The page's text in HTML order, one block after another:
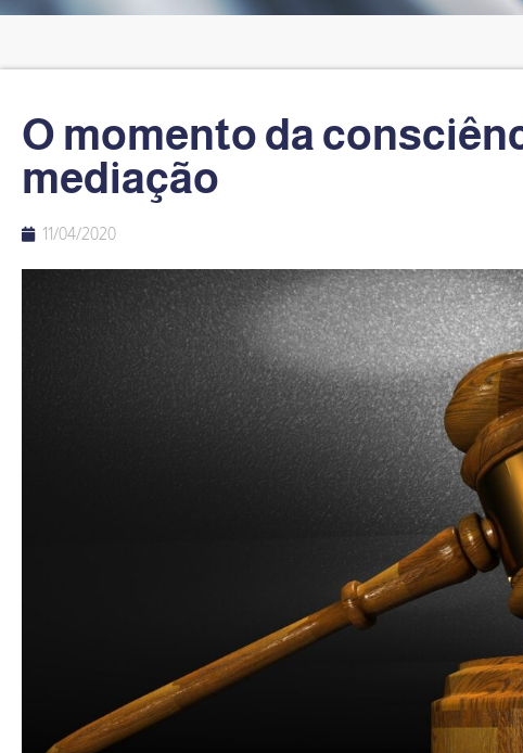
O momento da
mediação
11/04/2020